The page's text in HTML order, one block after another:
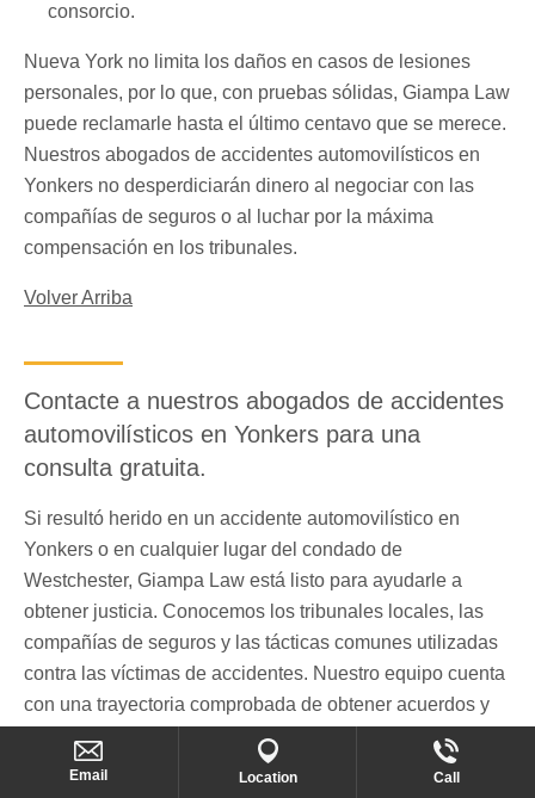
consorcio.
Nueva York no limita los daños en casos de lesiones
personales, por lo que, con pruebas sólidas, Giampa Law
puede reclamarle hasta el último centavo que se merece.
Nuestros abogados de accidentes automovilísticos en
Yonkers no desperdiciarán dinero al negociar con las
compañías de seguros o al luchar por la máxima
compensación en los tribunales.
Volver Arriba
Contacte a nuestros abogados de accidentes
automovilísticos en Yonkers para una
consulta gratuita.
Si resultó herido en un accidente automovilístico en
Yonkers o en cualquier lugar del condado de
Westchester, Giampa Law está listo para ayudarle a
obtener justicia. Conocemos los tribunales locales, las
compañías de seguros y las tácticas comunes utilizadas
contra las víctimas de accidentes. Nuestro equipo cuenta
con una trayectoria comprobada de obtener acuerdos y
veredictos significativos para neoyorquinos lesionados.
Su consulta inicial es gratuita y confidencial.
Email Location Call